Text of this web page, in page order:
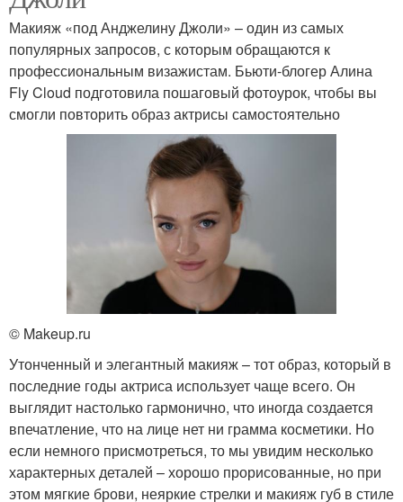
Макияж «под Анджелину Джоли» – один из самых
популярных запросов, с которым обращаются к
профессиональным визажистам. Бьюти-блогер Алина
Fly Cloud подготовила пошаговый фотоурок, чтобы вы
смогли повторить образ актрисы самостоятельно
© Makeup.ru
Утонченный и элегантный макияж – тот образ, который в
последние годы актриса использует чаще всего. Он
выглядит настолько гармонично, что иногда создается
впечатление, что на лице нет ни грамма косметики. Но
если немного присмотреться, то мы увидим несколько
характерных деталей – хорошо прорисованные, но при
этом мягкие брови, неяркие стрелки и макияж губ в стиле